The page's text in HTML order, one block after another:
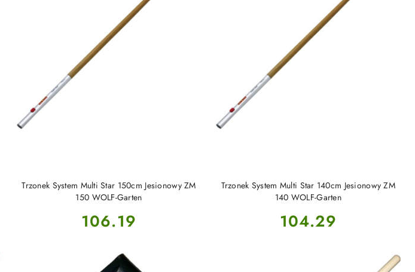
Trzonek System Multi Star 150cm Jesionowy ZM
150 WOLF-Garten
Cena:
106.19
DO KOSZYKA
Trzonek System Multi Star 140cm Jesionowy ZM
140 WOLF-Garten
Cena:
104.29
DO KOSZYKA